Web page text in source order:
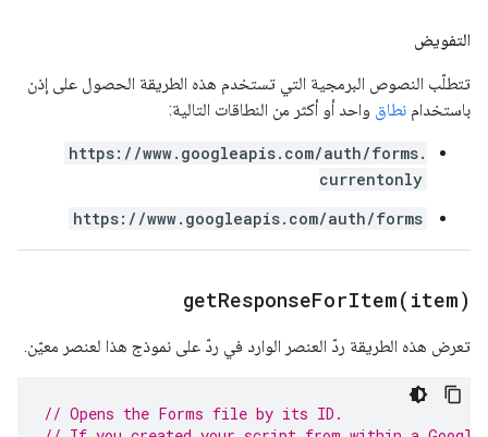
التفويض
تتطلّب النصوص البرمجية التي تستخدم هذه الطريقة الحصول على إذن
باستخدام نطاق واحد أو أكثر من النطاقات التالية:
https://www.googleapis.com/auth/forms.
currentonly
https://www.googleapis.com/auth/forms
getResponseForItem( item)
تعرض هذه الطريقة ردّ العنصر الوارد في ردّ على نموذج هذا لعنصر معيّن.
// Opens the Forms file by its ID.